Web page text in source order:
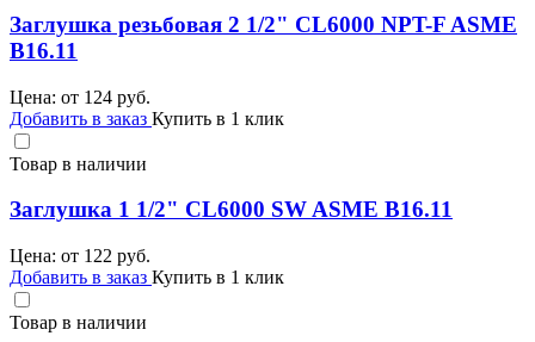
Заглушка резьбовая 2 1/2" CL6000 NPT-F ASME
B16.11
Цена: от 124 руб.
Добавить в заказ Купить в 1 клик
Товар в наличии
Заглушка 1 1/2" CL6000 SW ASME B16.11
Цена: от 122 руб.
Добавить в заказ Купить в 1 клик
Товар в наличии